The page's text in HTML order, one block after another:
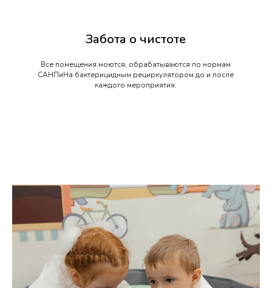
Забота о чистоте
Все помещения моются, обрабатываются по нормам
САНПиНа бактерицидным рециркулятором до и после
каждого мероприятия.
Обсудим детали, расскажем о наших
возможностях, рассчитаем бюджет.